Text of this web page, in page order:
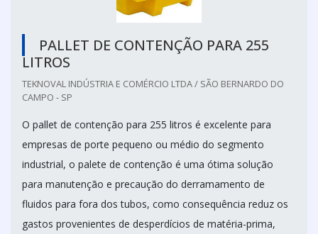
PALLET DE CONTENÇÃO PARA 255
LITROS
TEKNOVAL INDÚSTRIA E COMÉRCIO LTDA / SÃO BERNARDO DO
CAMPO - SP
O pallet de contenção para 255 litros é excelente para
empresas de porte pequeno ou médio do segmento
industrial, o palete de contenção é uma ótima solução
para manutenção e precaução do derramamento de
fluidos para fora dos tubos, como consequência reduz os
gastos provenientes de desperdícios de matéria-prima,